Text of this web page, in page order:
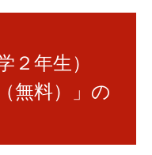
２年生）
無料）」の